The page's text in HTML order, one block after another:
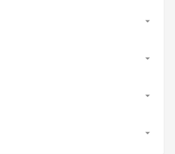



